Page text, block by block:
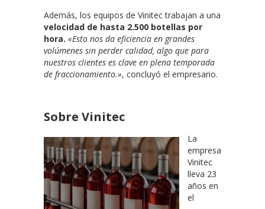
Además, los equipos de Vinitec trabajan a una
velocidad de hasta 2.500 botellas por
hora. «Esto nos da eficiencia en grandes
volúmenes sin perder calidad, algo que para
nuestros clientes es clave en plena temporada
de fraccionamiento.», concluyó el empresario.
Sobre Vinitec
La
empresa
Vinitec
lleva 23
años en
el